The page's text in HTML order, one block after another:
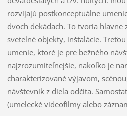
rozvíjajú postkonceptuálne
dvoch dekádach. To tvoria hlavne
svetelné objekty, inštalácie.
umenie, ktoré je pre bežného
najzrozumiteľnejšie, nakoľko je
charakterizované výjavom,
návštevník z diela odčíta.
(umelecké videofilmy alebo